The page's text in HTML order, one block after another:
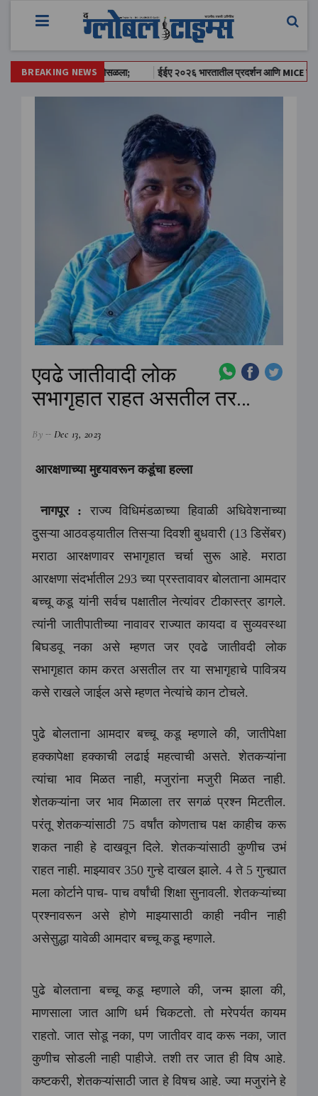
BREAKING NEWS
सोसायटीत स्लॅब कोसळला; ईईए २०२६ भारतातील प्रदर्शन आणि MICE उद्योगातील
एवढे जातीवादी लोक
सभागृहात राहत असतील तर…
By Dec 13, 2023
आरक्षणाच्या मुद्द्यावरून कडूंचा हल्ला
नागपूर : राज्य विधिमंडळाच्या हिवाळी अधिवेशनाच्या
दुसऱ्या आठवड्यातील तिसऱ्या दिवशी बुधवारी (13 डिसेंबर)
मराठा आरक्षणावर सभागृहात चर्चा सुरू आहे. मराठा
आरक्षणा संदर्भातील 293 च्या प्रस्तावावर बोलताना आमदार
बच्चू कडू यांनी सर्वच पक्षातील नेत्यांवर टीकास्त्र डागले.
त्यांनी जातीपातीच्या नावावर राज्यात कायदा व सुव्यवस्था
बिघडवू नका असे म्हणत जर एवढे जातीवदी लोक
सभागृहात काम करत असतील तर या सभागृहाचे पावित्र्य
कसे राखले जाईल असे म्हणत नेत्यांचे कान टोचले.
पुढे बोलताना आमदार बच्चू कडू म्हणाले की, जातीपेक्षा
हक्कापेक्षा हक्काची लढाई महत्वाची असते. शेतकऱ्यांना
त्यांचा भाव मिळत नाही, मजुरांना मजुरी मिळत नाही.
शेतकऱ्यांना जर भाव मिळाला तर सगळं प्रश्न मिटतील.
परंतू शेतकऱ्यांसाठी 75 वर्षांत कोणताच पक्ष काहीच करू
शकत नाही हे दाखवून दिले. शेतकऱ्यांसाठी कुणीच उभं
राहत नाही. माझ्यावर 350 गुन्हे दाखल झाले. 4 ते 5 गुन्ह्यात
मला कोर्टाने पाच- पाच वर्षांची शिक्षा सुनावली. शेतकऱ्यांच्या
प्रश्नावरून असे होणे माझ्यासाठी काही नवीन नाही
असेसुद्धा यावेळी आमदार बच्चू कडू म्हणाले.
पुढे बोलताना बच्चू कडू म्हणाले की, जन्म झाला की,
माणसाला जात आणि धर्म चिकटतो. तो मरेपर्यत कायम
राहतो. जात सोडू नका, पण जातीवर वाद करू नका, जात
कुणीच सोडली नाही पाहीजे. तशी तर जात ही विष आहे.
कष्टकरी, शेतकऱ्यांसाठी जात हे विषच आहे. ज्या मजुरांने हे